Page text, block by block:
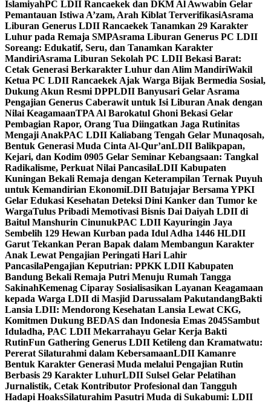
IslamiyahPC LDII Rancaekek dan DKM Al Awwabin Gelar
Pemantauan Istiwa A’zam, Arah Kiblat TerverifikasiAsrama
Liburan Generus LDII Rancaekek Tanamkan 29 Karakter
Luhur pada Remaja SMPAsrama Liburan Generus PC LDII
Soreang: Edukatif, Seru, dan Tanamkan Karakter
MandiriAsrama Liburan Sekolah PC LDII Bekasi Barat:
Cetak Generasi Berkarakter Luhur dan Alim MandiriWakil
Ketua PC LDII Rancaekek Ajak Warga Bijak Bermedia Sosial,
Dukung Akun Resmi DPPLDII Banyusari Gelar Asrama
Pengajian Generus Caberawit untuk Isi Liburan Anak dengan
Nilai KeagamaanTPA Al Barokatul Ghoni Bekasi Gelar
Pembagian Rapor, Orang Tua Diingatkan Jaga Rutinitas
Mengaji AnakPAC LDII Kaliabang Tengah Gelar Munaqosah,
Bentuk Generasi Muda Cinta Al-Qur’anLDII Balikpapan,
Kejari, dan Kodim 0905 Gelar Seminar Kebangsaan: Tangkal
Radikalisme, Perkuat Nilai PancasilaLDII Kabupaten
Kuningan Bekali Remaja dengan Keterampilan Ternak Puyuh
untuk Kemandirian EkonomiLDII Batujajar Bersama YPKI
Gelar Edukasi Kesehatan Deteksi Dini Kanker dan Tumor ke
WargaTulus Pribadi Memotivasi Bisnis Dai Daiyah LDII di
Baitul Manshurin CinunukPAC LDII Kayuringin Jaya
Sembelih 129 Hewan Kurban pada Idul Adha 1446 HLDII
Garut Tekankan Peran Bapak dalam Membangun Karakter
Anak Lewat Pengajian Peringati Hari Lahir
PancasilaPengajian Keputrian: PPKK LDII Kabupaten
Bandung Bekali Remaja Putri Menuju Rumah Tangga
SakinahKemenag Ciparay Sosialisasikan Layanan Keagamaan
kepada Warga LDII di Masjid Darussalam PakutandangBakti
Lansia LDII: Mendorong Kesehatan Lansia Lewat CKG,
Komitmen Dukung BEDAS dan Indonesia Emas 2045Sambut
Iduladha, PAC LDII Mekarrahayu Gelar Kerja Bakti
RutinFun Gathering Generus LDII Ketileng dan Kramatwatu:
Pererat Silaturahmi dalam KebersamaanLDII Kamanre
Bentuk Karakter Generasi Muda melalui Pengajian Rutin
Berbasis 29 Karakter LuhurLDII Sulsel Gelar Pelatihan
Jurnalistik, Cetak Kontributor Profesional dan Tangguh
Hadapi HoaksSilaturahim Pasutri Muda di Sukabumi: LDII